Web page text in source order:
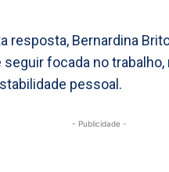
resposta, Bernardina
seguir focada no trabalho,
pessoal.
- Publicidade -